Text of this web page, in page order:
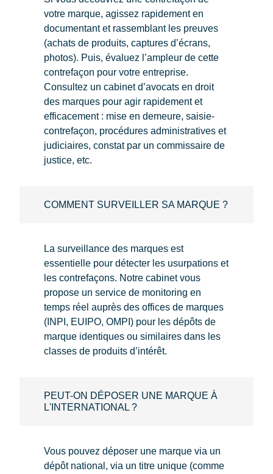
votre marque, agissez rapidement en
documentant et rassemblant les preuves
(achats de produits, captures d’écrans,
photos). Puis, évaluez l’ampleur de cette
contrefaçon pour votre entreprise.
Consultez un cabinet d’avocats en droit
des marques pour agir rapidement et
efficacement : mise en demeure, saisie-
contrefaçon, procédures administratives et
judiciaires, constat par un commissaire de
justice, etc.
COMMENT SURVEILLER SA MARQUE ?
La surveillance des marques est
essentielle pour détecter les usurpations et
les contrefaçons. Notre cabinet vous
propose un service de monitoring en
temps réel auprès des offices de marques
(INPI, EUIPO, OMPI) pour les dépôts de
marque identiques ou similaires dans les
classes de produits d’intérêt.
PEUT-ON DÉPOSER UNE MARQUE À
L'INTERNATIONAL ?
Vous pouvez déposer une marque via un
dépôt national, via un titre unique (comme